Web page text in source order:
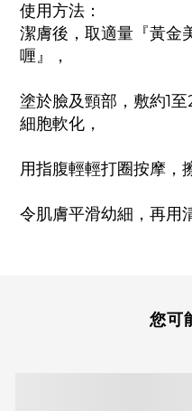
使用方法：
潔膚後，取適量『黃金
喱』，
塗於臉及頸部，敷約1
細胞軟化，
用指腹輕輕打圈按摩，
令肌膚平滑幼細，再用
您可